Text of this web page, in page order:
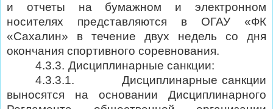
и отчеты на бумажном и электронном
носителях представляются в ОГАУ «ФК
«Сахалин» в течение двух недель со дня
окончания спортивного соревнования.
4.3.3. Дисциплинарные санкции:
4.3.3.1.
Дисциплинарные санкции
выносятся на основании Дисциплинарного